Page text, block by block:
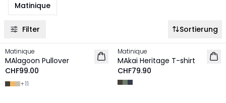
Matinique
Filter Sortierung
NEU
Matinique
MAlagoon Pullover
CHF99.00
+11
NEU
Matinique
MAkai Heritage T-shirt
CHF79.90